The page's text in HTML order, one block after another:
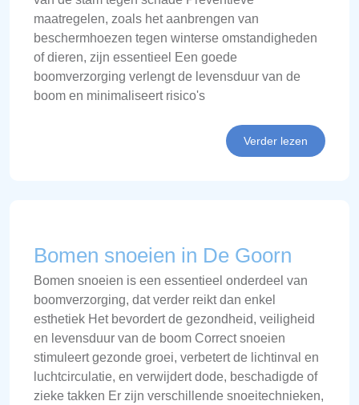
maatregelen, zoals het aanbrengen van
beschermhoezen tegen winterse omstandigheden
of dieren, zijn essentieel Een goede
boomverzorging verlengt de levensduur van de
boom en minimaliseert risico's
Verder lezen
Bomen snoeien in De Goorn
Bomen snoeien is een essentieel onderdeel van
boomverzorging, dat verder reikt dan enkel
esthetiek Het bevordert de gezondheid, veiligheid
en levensduur van de boom Correct snoeien
stimuleert gezonde groei, verbetert de lichtinval en
luchtcirculatie, en verwijdert dode, beschadigde of
zieke takken Er zijn verschillende snoeitechnieken,